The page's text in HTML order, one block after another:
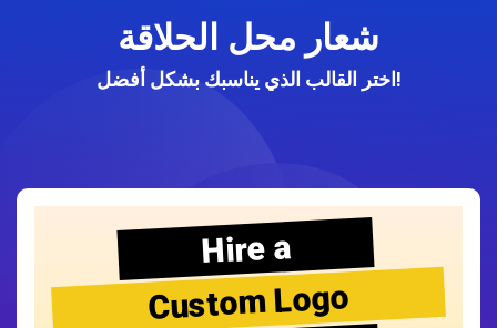
شعار محل الحلاقة
اختر القالب الذي يناسبك بشكل أفضل!
Hire a
Custom Logo